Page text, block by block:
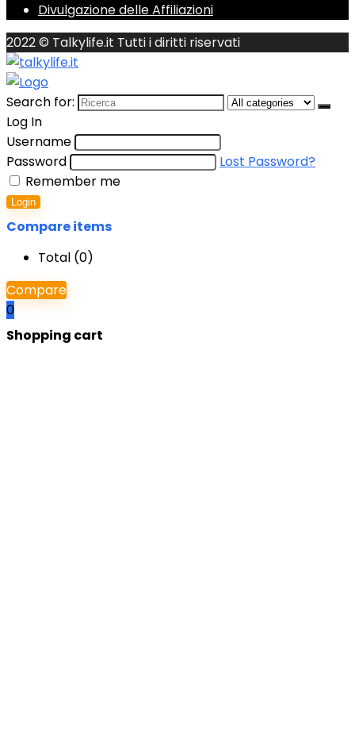
Divulgazione delle Affiliazioni
2022 © Talkylife.it Tutti i diritti riservati
Search for:
Log In
Username
Password
Lost Password?
Remember me
Login
Compare items
Total (0)
Compare
0
Shopping cart